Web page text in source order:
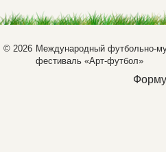
© 2026 Международный футбольно-
фестиваль «Арт-футбол»